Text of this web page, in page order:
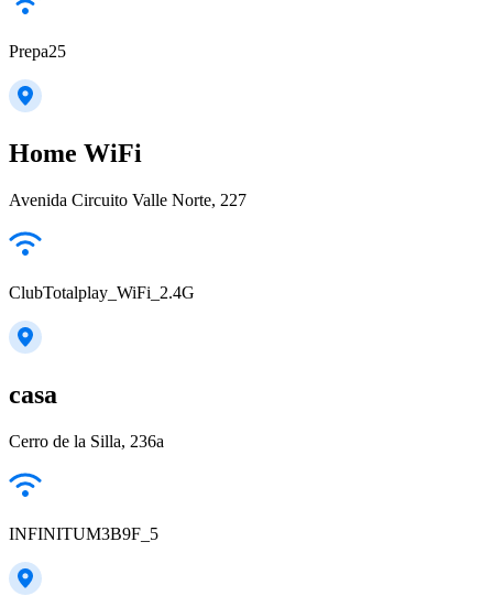
Prepa25
Home WiFi
Avenida Circuito Valle Norte, 227
ClubTotalplay_WiFi_2.4G
casa
Cerro de la Silla, 236a
INFINITUM3B9F_5